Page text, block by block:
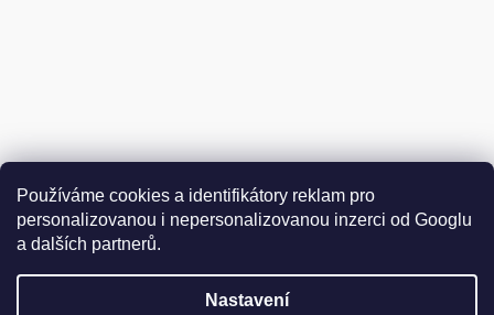
Používáme cookies a identifikátory reklam pro
personalizovanou i nepersonalizovanou inzerci od Googlu
a dalších partnerů.
Nastavení